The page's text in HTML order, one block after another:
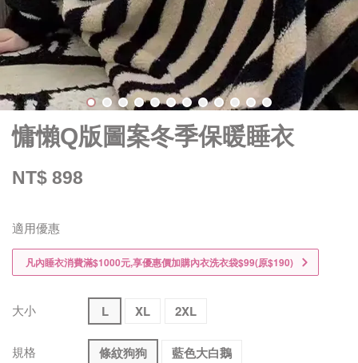
慵懶Q版圖案冬季保暖睡衣
NT$ 898
適用優惠
凡內睡衣消費滿$1000元,享優惠價加購內衣洗衣袋$99(原$190)
大小 L XL 2XL
規格 條紋狗狗 藍色大白鵝